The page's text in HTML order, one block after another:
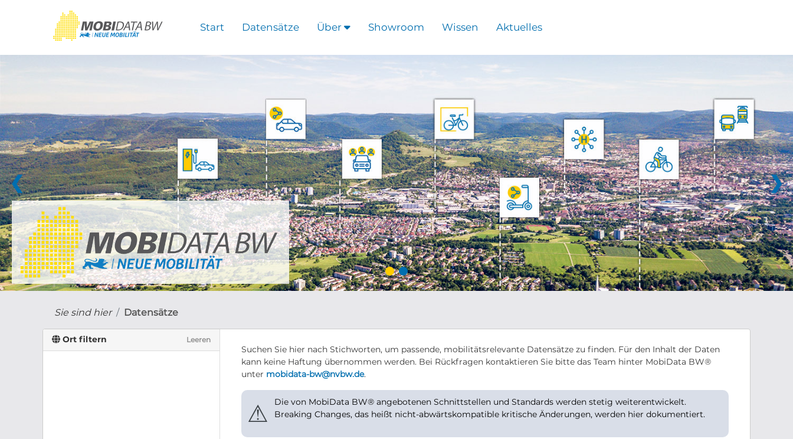
Start Datensätze Über Showroom Wissen Aktuelles
❮ ❯
Sie sind hier Datensätze
Ort filtern Leeren
Suchen Sie hier nach Stichworten, um passende, mobilitätsrelevante Datensätze zu finden. Für den Inhalt der Daten
kann keine Haftung übernommen werden. Bei Rückfragen kontaktieren Sie bitte das Team hinter MobiData BW®
unter mobidata-bw@nvbw.de.
⚠
Die von MobiData BW® angebotenen Schnittstellen und Standards werden stetig weiterentwickelt.
Breaking Changes, das heißt nicht-abwärtskompatible kritische Änderungen, werden hier dokumentiert.